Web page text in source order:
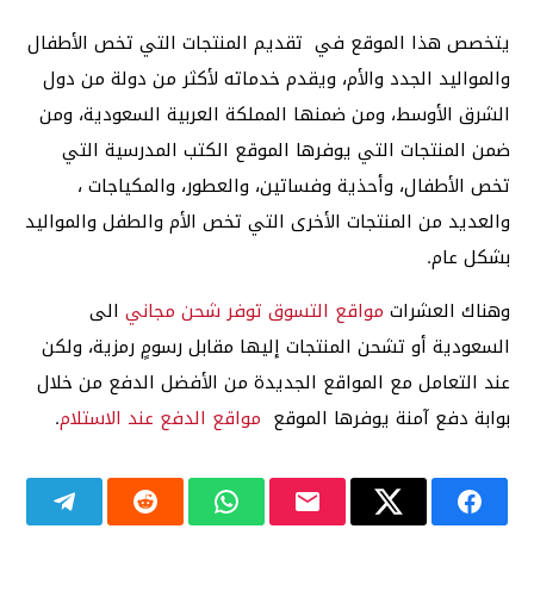
يتخصص هذا الموقع في تقديم المنتجات التي تخص الأطفال
والمواليد الجدد والأم، ويقدم خدماته لأكثر من دولة من دول
الشرق الأوسط، ومن ضمنها المملكة العربية السعودية، ومن
ضمن المنتجات التي يوفرها الموقع الكتب المدرسية التي
تخص الأطفال، وأحذية وفساتين، والعطور، والمكياجات ،
والعديد من المنتجات الأخرى التي تخص الأم والطفل والمواليد
بشكل عام.
وهناك العشرات مواقع التسوق توفر شحن مجاني الى
السعودية أو تشحن المنتجات إليها مقابل رسومٍ رمزية، ولكن
عند التعامل مع المواقع الجديدة من الأفضل الدفع من خلال
بوابة دفع آمنة يوفرها الموقع مواقع الدفع عند الاستلام.